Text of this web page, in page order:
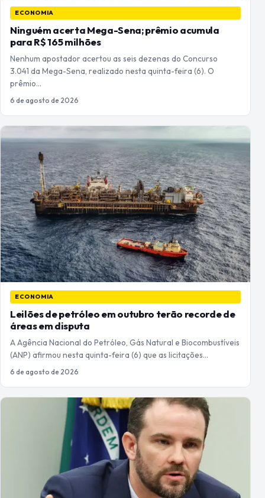
ECONOMIA
Ninguém acerta Mega-Sena; prêmio acumula
para R$ 165 milhões
Nenhum apostador acertou as seis dezenas do Concurso
3.041 da Mega-Sena, realizado nesta quinta-feira (6). O
prêmio…
6 de agosto de 2026
ECONOMIA
Leilões de petróleo em outubro terão recorde de
áreas em disputa
A Agência Nacional do Petróleo, Gás Natural e Biocombustíveis
(ANP) afirmou nesta quinta-feira (6) que as licitações…
6 de agosto de 2026